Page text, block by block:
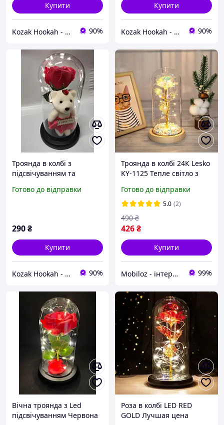
Купити
Kozak Hookah - Магазин техніки та аксесуарів 90%
Купити
Kozak Hookah - Магазин техніки та аксесуарів 90%
Троянда в колбі з
підсвічуванням та
продаж
Готово до відправки
290₴
Купити
Kozak Hookah - Магазин техніки та аксесуарів 90%
Троянда в колбі 24К Lesko
KY-1125 Тепле світло з
троянда 2 шт.
Готово до відправки
5.0 (2)
426₴
490 ₴
Купити
Mobiloz - інтернет-магазин Мобілоз 99%
Вічна троянда з Led
підсвічуванням Червона
Роза в колбі LED RED
GOLD Лучшая цена